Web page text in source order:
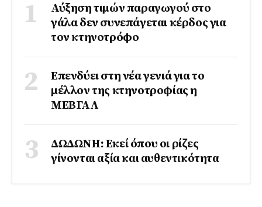
Αύξηση τιμών παραγωγού στο
γάλα δεν συνεπάγεται κέρδος για
τον κτηνοτρόφο
Επενδύει στη νέα γενιά για το
μέλλον της κτηνοτροφίας η
ΜΕΒΓΑΛ
ΔΩΔΩΝΗ: Εκεί όπου οι ρίζες
γίνονται αξία και αυθεντικότητα